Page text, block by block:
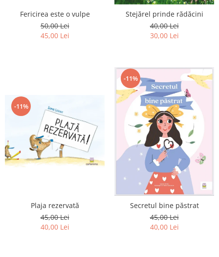
Editura Sophia
Editura Usborne
Fericirea este o vulpe
50,00 Lei
45,00 Lei
Stejărel prinde rădăcini
40,00 Lei
30,00 Lei
-11%
Plaja rezervată
45,00 Lei
40,00 Lei
-11%
Secretul bine păstrat
45,00 Lei
40,00 Lei